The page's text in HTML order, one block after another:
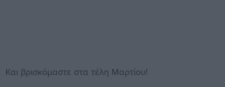
Και βρισκόμαστε στα τέλη Μαρτίου!